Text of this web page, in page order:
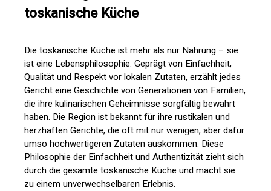
toskanische Küche
Die toskanische Küche ist mehr als nur Nahrung – sie
ist eine Lebensphilosophie. Geprägt von Einfachheit,
Qualität und Respekt vor lokalen Zutaten, erzählt jedes
Gericht eine Geschichte von Generationen von Familien,
die ihre kulinarischen Geheimnisse sorgfältig bewahrt
haben. Die Region ist bekannt für ihre rustikalen und
herzhaften Gerichte, die oft mit nur wenigen, aber dafür
umso hochwertigeren Zutaten auskommen. Diese
Philosophie der Einfachheit und Authentizität zieht sich
durch die gesamte toskanische Küche und macht sie
zu einem unverwechselbaren Erlebnis.